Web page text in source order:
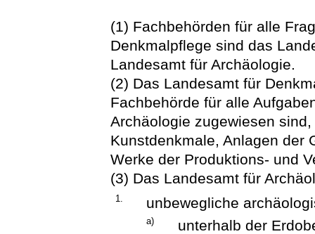
(1) Fachbehörden für alle
Denkmalpflege sind das
Landesamt für Archäologie.
(2) Das Landesamt für
Fachbehörde für alle
Archäologie zugewiesen
Kunstdenkmale, Anlagen der
Werke der Produktions- und
(3) Das Landesamt für
1. unbewegliche
a)
unterhalb der